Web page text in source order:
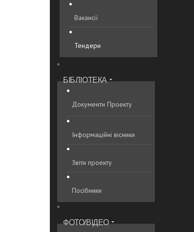
Вакансії
Тендери
БІБЛІОТЕКА
Документи Проекту
Інформаційні вісники
Звіти проекту
Посібники
ФОТО/ВІДЕО